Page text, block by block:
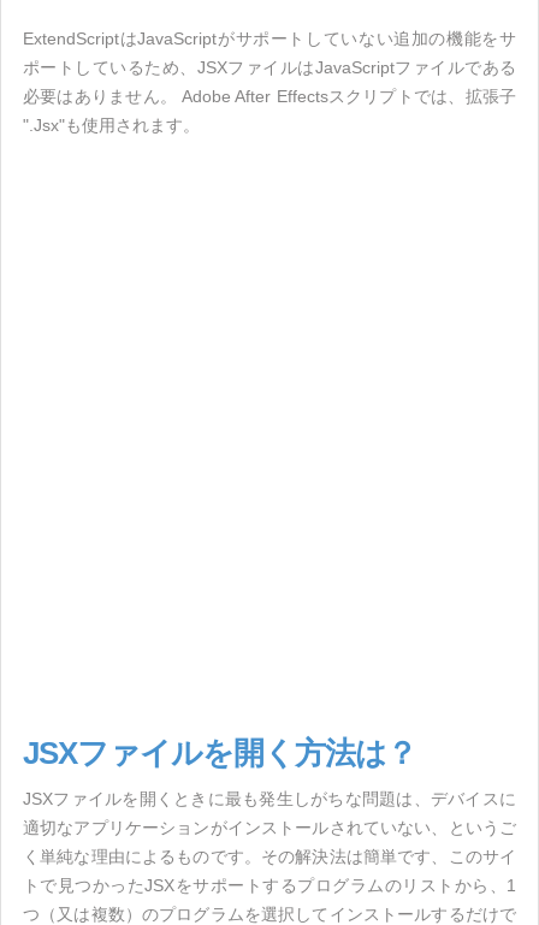
ExtendScriptはJavaScriptがサポートしていない追加の機能をサ
ポートしているため、JSXファイルはJavaScriptファイルである
必要はありません。 Adobe After Effectsスクリプトでは、拡張子
".Jsx"も使用されます。
JSXファイルを開く方法は？
JSXファイルを開くときに最も発生しがちな問題は、デバイスに
適切なアプリケーションがインストールされていない、というご
く単純な理由によるものです。その解決法は簡単です、このサイ
トで見つかったJSXをサポートするプログラムのリストから、1
つ（又は複数）のプログラムを選択してインストールするだけで